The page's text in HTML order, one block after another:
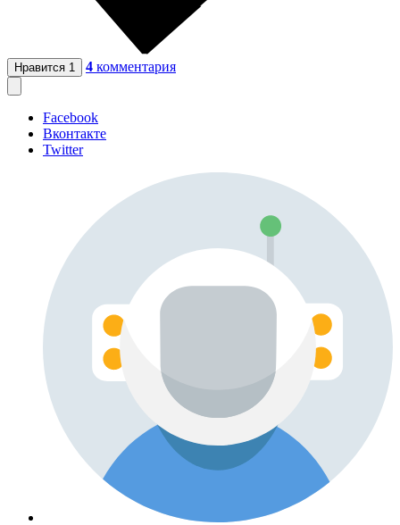
Нравится 1 4 комментария
Facebook
Вконтакте
Twitter